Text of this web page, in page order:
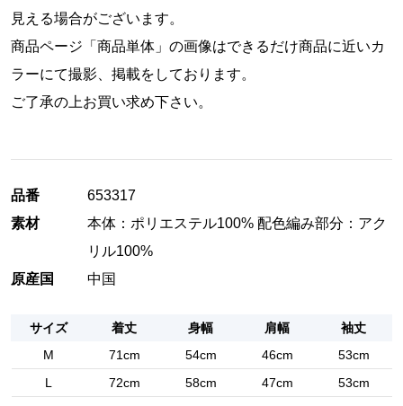
見える場合がございます。
商品ページ「商品単体」の画像はできるだけ商品に近いカ
ラーにて撮影、掲載をしております。
ご了承の上お買い求め下さい。
品番
653317
素材
本体：ポリエステル100% 配色編み部分：アク
リル100%
原産国
中国
サイズ 着丈 身幅 肩幅
袖丈
M
71cm 54cm 46cm
53cm
L
72cm 58cm 47cm
53cm